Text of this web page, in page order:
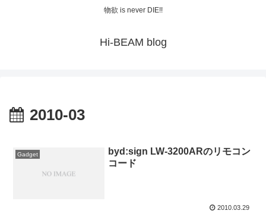
物欲 is never DIE!!
Hi-BEAM blog
2010-03
Gadget
byd:sign LW-3200ARのリモコン
コード
2010.03.29